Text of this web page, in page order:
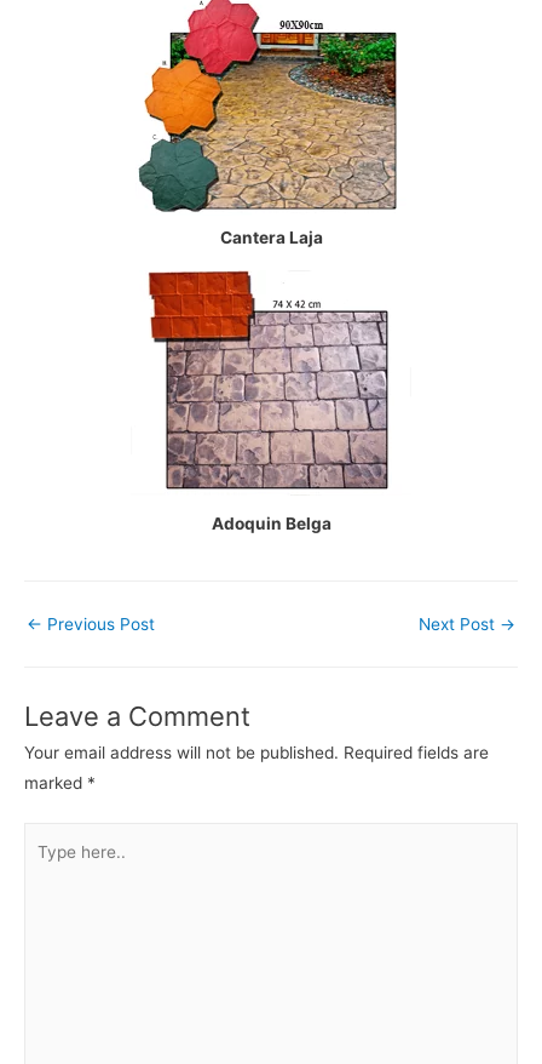
Cantera Laja
Adoquin Belga
Post
← Previous Post Next Post →
Leave a Comment
Your email address will not be published. Required fields are
marked *
here..